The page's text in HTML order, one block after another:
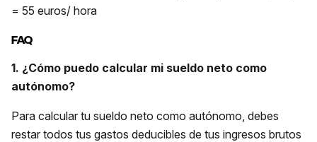
= 55 euros/ hora
FAQ
1. ¿Cómo puedo calcular mi sueldo neto como
autónomo?
Para calcular tu sueldo neto como autónomo, debes
restar todos tus gastos deducibles de tus ingresos brutos